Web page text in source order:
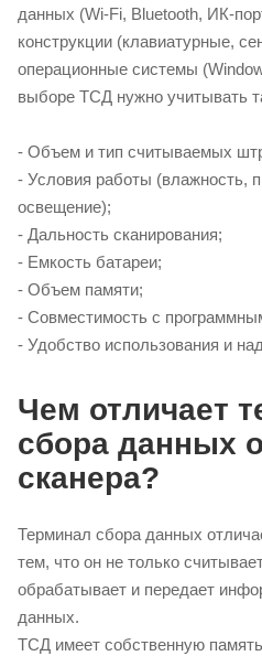
данных (Wi-Fi, Bluetooth, ИК-
конструкции (клавиатурные,
операционные системы
выборе ТСД нужно учитывать
- Объем и тип считываемых
- Условия работы (влажность,
освещение);
- Дальность сканирования;
- Емкость батареи;
- Объем памяти;
- Совместимость с
- Удобство использования и
Чем отличает
сбора данных
сканера?
Терминал сбора данных
тем, что он не только
обрабатывает и передает
данных.
ТСД имеет собственную